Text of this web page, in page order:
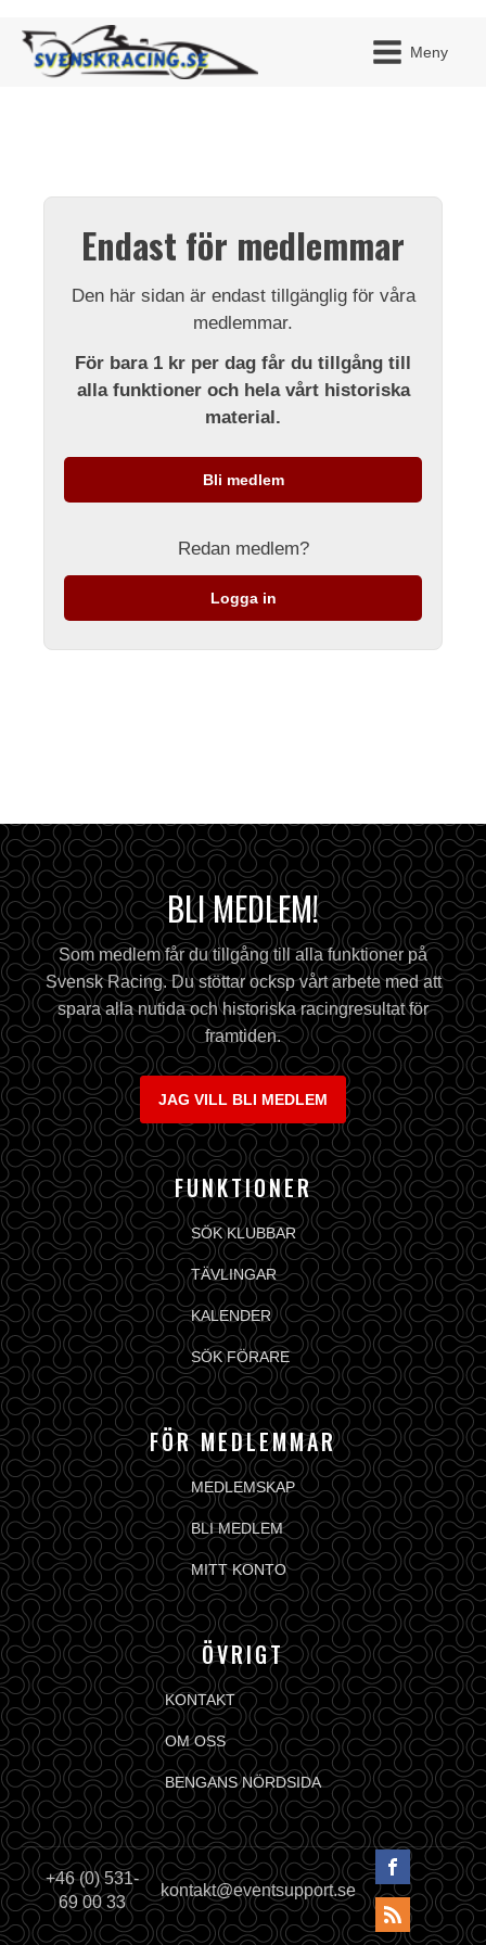
Meny
Endast för medlemmar
Den här sidan är endast tillgänglig för våra
medlemmar.
För bara 1 kr per dag får du tillgång till
alla funktioner och hela vårt historiska
material.
Bli medlem
Redan medlem?
Logga in
BLI MEDLEM!
Som medlem får du tillgång till alla funktioner på
Svensk Racing. Du stöttar ocksp vårt arbete med att
spara alla nutida och historiska racingresultat för
framtiden.
JAG VILL BLI MEDLEM
FUNKTIONER
SÖK KLUBBAR
TÄVLINGAR
KALENDER
SÖK FÖRARE
FÖR MEDLEMMAR
MEDLEMSKAP
BLI MEDLEM
MITT KONTO
ÖVRIGT
KONTAKT
OM OSS
BENGANS NÖRDSIDA
+46 (0) 531-
69 00 33
kontakt@eventsupport.se